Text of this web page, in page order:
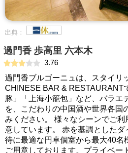
出典：
過門香 歩高里 六本木
3.76
過門香ブルゴーニュは、スタイリ
CHINESE BAR & RESTAURANT
豚」「上海小籠包」など、バラエ
を、こだわりの中国酒や世界各国
みください。 様々なシーンでご利
意しています。 赤を基調とした
待に最適な円卓個室から最大40名
ご用意しております。プライベー